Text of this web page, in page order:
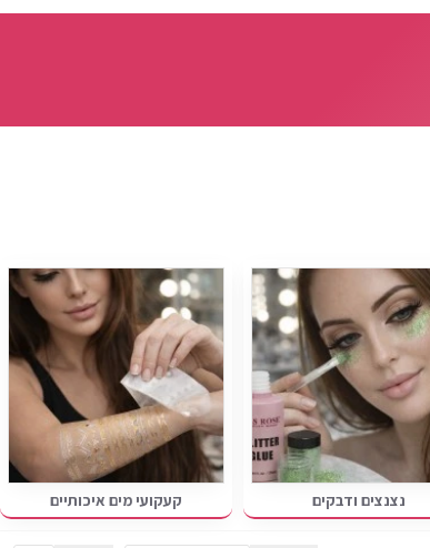
נצנצים ודבקים קעקועי מים איכותיים